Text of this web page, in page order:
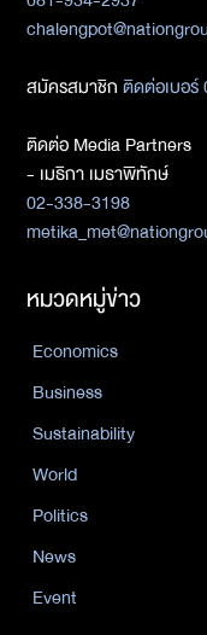
สมัครสมาชิกติดต่อเบอ
ติดต่อ Media Partners
- เมธิกา เมธาพิทักษ์
02-338-3198
หมวดหมู่ข่าว
Economics
Business
Sustainability
World
Politics
News
Event